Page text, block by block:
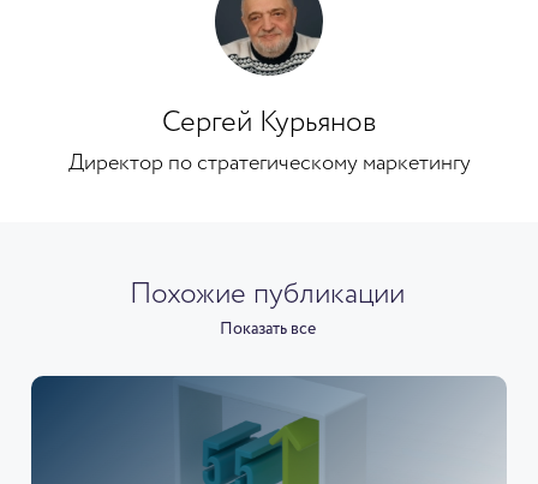
Сергей Курьянов
Директор по стратегическому маркетингу
Похожие публикации
Показать все